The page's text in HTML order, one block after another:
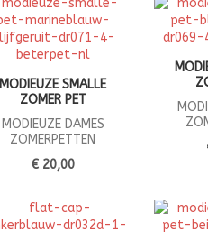
MODIEUZE SMALLE
ZOMER PET
MODIEUZE DAMES
ZOMERPETTEN
€ 20,00